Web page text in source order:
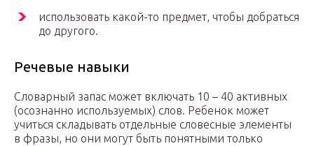
использовать какой-то предмет, чтобы добраться
до другого.
Речевые навыки
Словарный запас может включать 10 – 40 активных
(осознанно используемых) слов. Ребенок может
учиться складывать отдельные словесные элементы
в фразы, но они могут быть понятными только